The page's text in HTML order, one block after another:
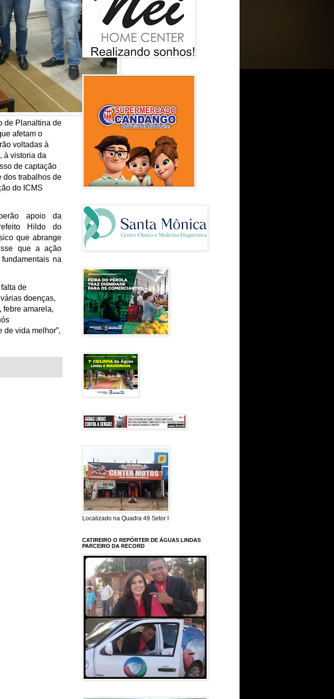
de Planaltina de
afetam o
voltadas à
à vistoria da
de captação
dos trabalhos de
do ICMS
apoio da
Hildo do
que abrange
que a ação
na
de
doenças,
febre amarela,
vida melhor”,
Localizado na Quadra 49 Setor I
CATIREIRO O REPÓRTER DE ÁGUAS LINDAS
PARCEIRO DA RECORD